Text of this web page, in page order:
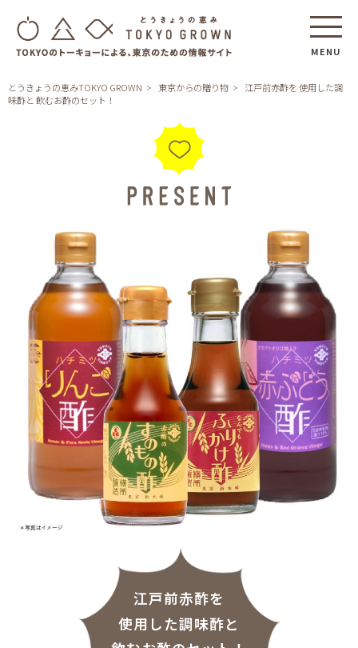
MENU
とうきょうの恵みTOKYO GROWN 東京からの贈り物
江戸前赤酢を 使用した調
味酢と 飲むお酢のセット！
江戸前赤酢を
使用した調味酢と